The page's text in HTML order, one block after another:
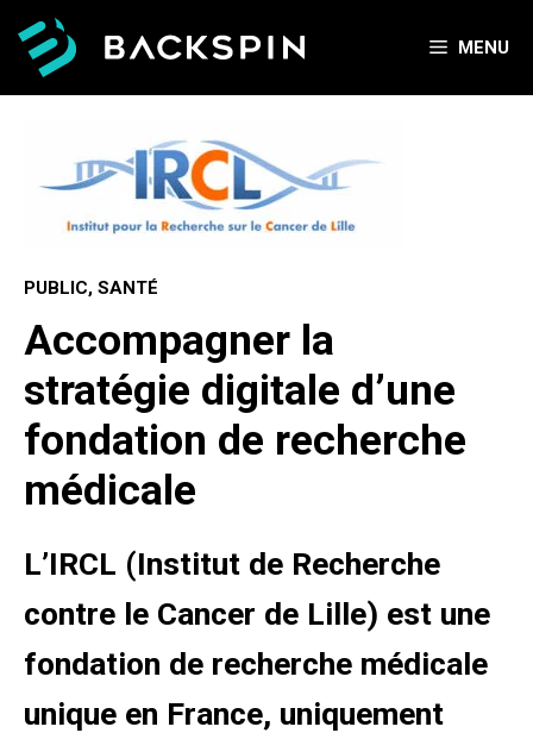
contenu
MENU
PUBLIC, SANTÉ
Accompagner la
stratégie digitale d’une
fondation de recherche
médicale
L’IRCL (Institut de Recherche
contre le Cancer de Lille) est une
fondation de recherche médicale
unique en France, uniquement